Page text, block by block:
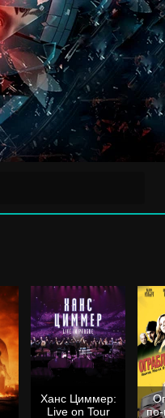
Ханс Циммер:
Live on Tour
по-